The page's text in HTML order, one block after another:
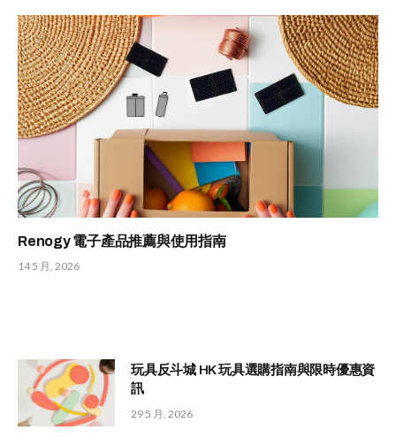
Renogy 電子產品推薦與使用指南
14 5 月, 2026
玩具反斗城 HK 玩具選購指南與限時優惠資
訊
29 5 月, 2026